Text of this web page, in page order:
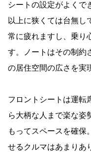
シートの設定がよくで
以上に狭くては台無し
常に疲れますし、乗り
す。ノートはその制約
の居住空間の広さを実
フロントシートは運転
ら大柄な人まで楽な姿
もってスペースを確保
せるクルマはあまりあ